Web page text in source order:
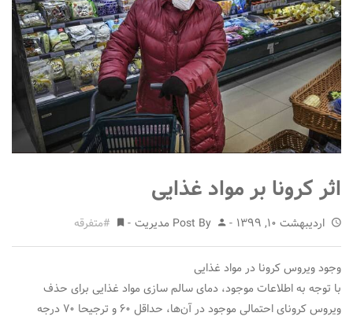
اثر کرونا بر مواد غذایی
اردیبهشت 10, 1399 مدیریت متفرقه
وجود ویروس کرونا در مواد غذایی
با توجه به اطلاعات موجود، دمای سالم سازی مواد غذایی برای حذف
ویروس کرونای احتمالی موجود در آن‌ها، حداقل ۶۰ و ترجیحا ۷۰ درجه
متفرقه